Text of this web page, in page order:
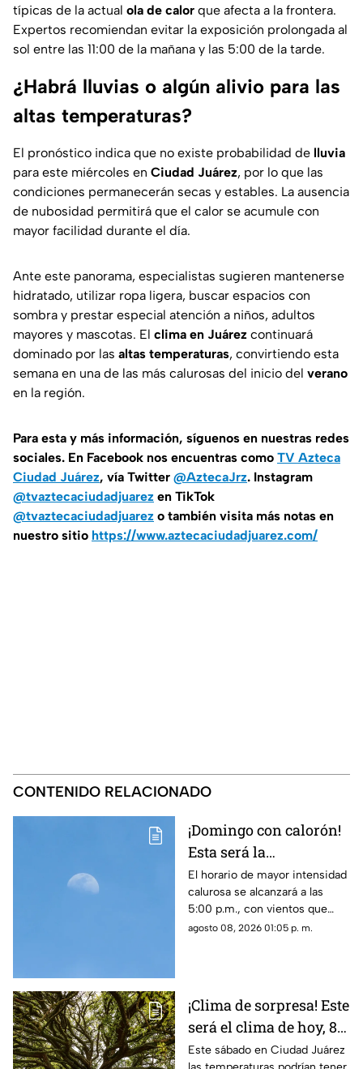
típicas de la actual ola de calor que afecta a la frontera.
Expertos recomiendan evitar la exposición prolongada al
sol entre las 11:00 de la mañana y las 5:00 de la tarde.
¿Habrá lluvias o algún alivio para las
altas temperaturas?
El pronóstico indica que no existe probabilidad de lluvia
para este miércoles en Ciudad Juárez, por lo que las
condiciones permanecerán secas y estables. La ausencia
de nubosidad permitirá que el calor se acumule con
mayor facilidad durante el día.
Ante este panorama, especialistas sugieren mantenerse
hidratado, utilizar ropa ligera, buscar espacios con
sombra y prestar especial atención a niños, adultos
mayores y mascotas. El clima en Juárez continuará
dominado por las altas temperaturas, convirtiendo esta
semana en una de las más calurosas del inicio del verano
en la región.
Para esta y más información, síguenos en nuestras redes
sociales. En Facebook nos encuentras como TV Azteca
Ciudad Juárez, vía Twitter @AztecaJrz. Instagram
@tvaztecaciudadjuarez en TikTok
@tvaztecaciudadjuarez o también visita más notas en
nuestro sitio https://www.aztecaciudadjuarez.com/
CONTENIDO RELACIONADO
¡Domingo con calorón!
Esta será la
temperatura máxima
para el clima de
mañana en Ciudad
Juárez
El horario de mayor intensidad
calurosa se alcanzará a las
5:00 p.m., con vientos que
podrían registrar velocidades
agosto 08, 2026 01:05 p. m.
¡Clima de sorpresa! Este
será el clima de hoy, 8
de agosto, en Ciudad
Este sábado en Ciudad Juárez